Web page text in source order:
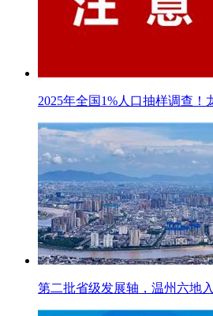
2025年全国1%人口抽样调查！
第二批省级发展轴，温州六地